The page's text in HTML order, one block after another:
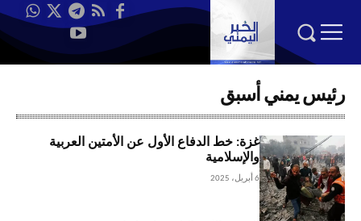
رئيس يمني أسبق
غزة: خط الدفاع الأول عن الأمتين العربية
والإسلامية
6 أبريل، 2025